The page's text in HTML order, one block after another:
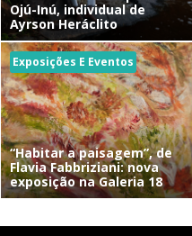
Ojú-Inú, individual de
Ayrson Heráclito
Exposições E Eventos
“Habitar a paisagem”, de
Flavia Fabbriziani: nova
exposição na Galeria 18